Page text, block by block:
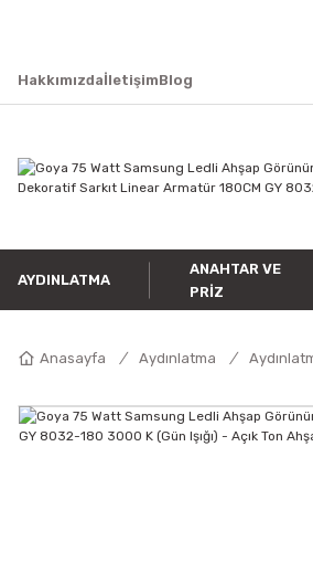
HakkımızdaİletişimBlog
AYDINLATMA
ANAHTAR VE
PRIZ
Anasayfa Aydınlatma